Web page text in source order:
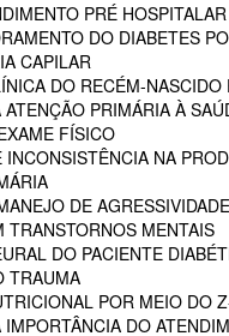
PRÉ HOSPITALAR
DO DIABETES
CAPILAR
DO RECÉM-NASCIDO
ATENÇÃO PRIMÁRIA À
FÍSICO
INCONSISTÊNCIA NA
DE
TRANSTORNOS MENTAIS
DO PACIENTE
TRAUMA
POR MEIO DO
IMPORTÂNCIA DO